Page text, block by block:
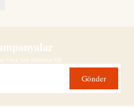
Önce Sen Haberdar Ol!
Gönder